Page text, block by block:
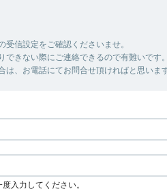
信設定をご確認くださいませ。
きない際にご連絡できるので有難いです。
、お電話にてお問合せ頂ければと思います
入力してください。